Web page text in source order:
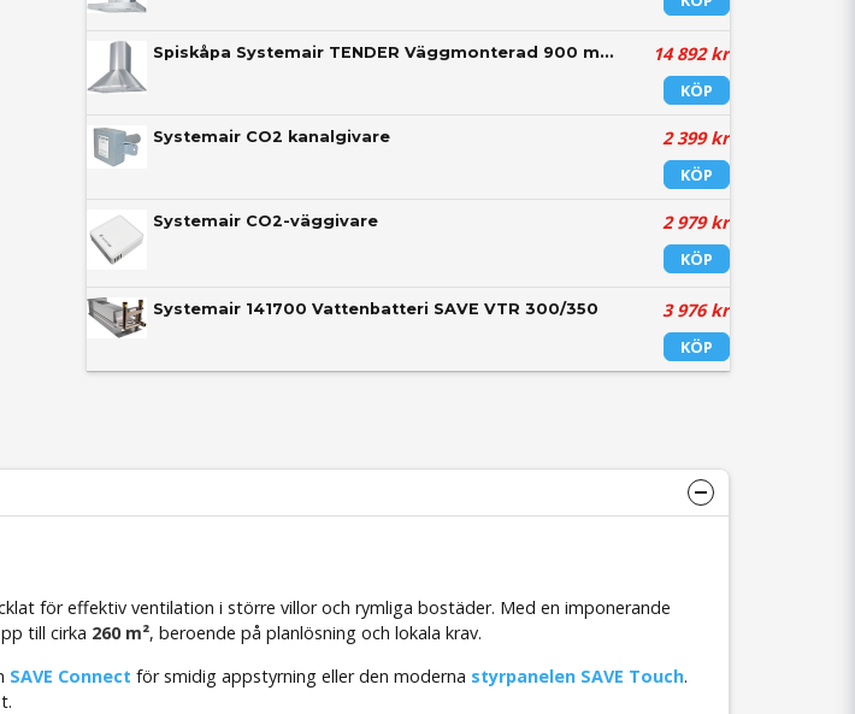
Spiskåpa Systemair TENDER Väggmonterad 900 mm Rostfri 14 892 kr
KÖP
Systemair CO2 kanalgivare 2 399 kr
KÖP
Systemair CO2-väggivare 2 979 kr
KÖP
Systemair 141700 Vattenbatteri SAVE VTR 300/350 3 976 kr
KÖP
för effektiv ventilation i större villor och rymliga bostäder. Med en imponerande
till cirka 260 m², beroende på planlösning och lokala krav.
SAVE Connect för smidig appstyrning eller den moderna styrpanelen SAVE Touch.